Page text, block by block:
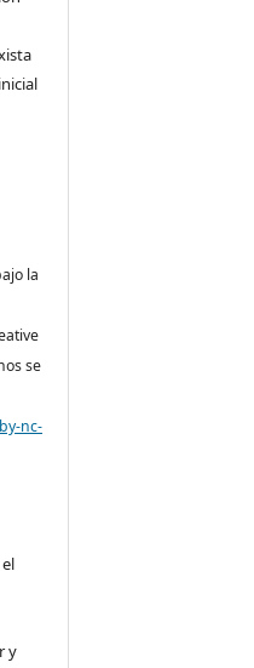
la
se
nc-
y